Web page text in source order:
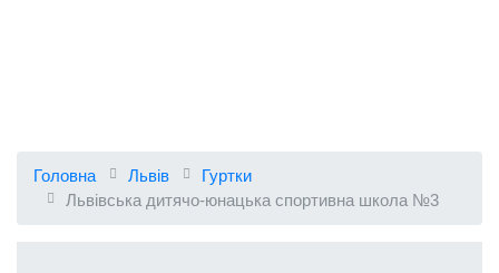
Головна Львів
Гуртки
Львівська дитячо-юнацька спортивна школа №3